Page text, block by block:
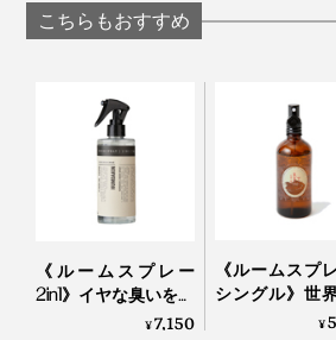
ソフトな感触のボトルは、100%
度ポリエチレン（HDPE）を使用
スウィートマンダリンの甘く爽や
あるレモンマートルを重ねた、み
木製芯のアロマキャ
ンドル｜GREEN
こちらもおすすめ
《ルームスプレー
2in1》イヤな臭いをリ
セットして、北欧の
¥7,150
《ルームスプ
シングル》世界
されるタイの¥